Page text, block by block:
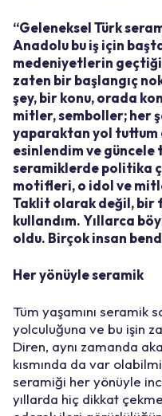
“Geleneksel Türk
Anadolu bu iş için
medeniyetlerin geçtiği
zaten bir başlangıç
şey, bir konu, orada
mitler, semboller; her
yaparaktan yol tuttum
esinlendim ve güncele
seramiklerde politika
motifleri, o idol ve
Taklit olarak değil, bir
kullandım. Yıllarca
oldu. Birçok insan
Her yönüyle seramik
Tüm yaşamını seramik
yolculuğuna ve bu işin
Diren, aynı zamanda
kısmında da var
seramiği her yönüyle
yıllarda hiç dikkat